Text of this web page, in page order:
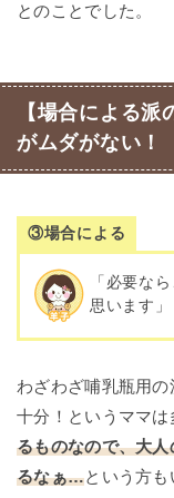
とのことでした。
【場合による
がムダがない！
③場合による
「必要な
思います」
わざわざ哺乳瓶用
十分！というママは
るものなので、大
るなぁ…という方も